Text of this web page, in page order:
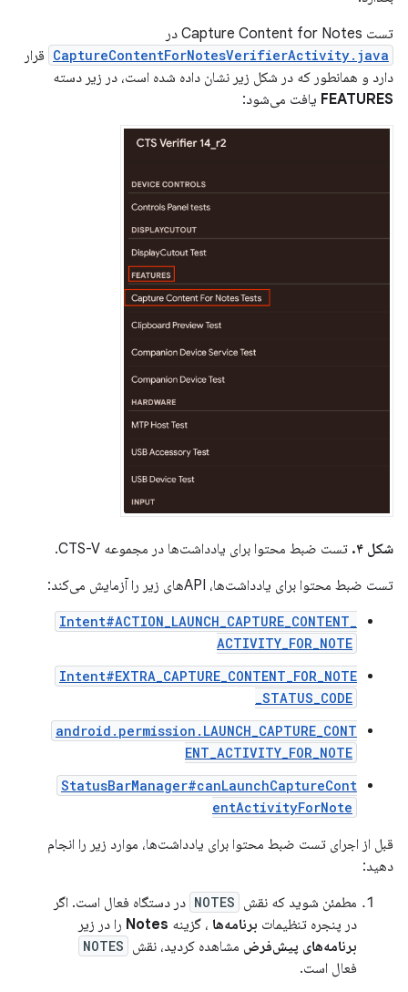
تست Capture Content for Notes در
CaptureContentForNotesVerifierActivity.java قرار
دارد و همانطور که در شکل زیر نشان داده شده است، در زیر دسته
FEATURES یافت می‌شود:
شکل ۴.
تست ضبط محتوا برای یادداشت‌ها در مجموعه CTS-V.
تست ضبط محتوا برای یادداشت‌ها، APIهای زیر را آزمایش می‌کند:
Intent#ACTION_LAUNCH_CAPTURE_CONTENT_
ACTIVITY_FOR_NOTE
Intent#EXTRA_CAPTURE_CONTENT_FOR_NOTE
_STATUS_CODE
android.permission.LAUNCH_CAPTURE_CONT
ENT_ACTIVITY_FOR_NOTE
StatusBarManager#canLaunchCaptureCont
entActivityForNote
قبل از اجرای تست ضبط محتوا برای یادداشت‌ها، موارد زیر را انجام
دهید:
مطمئن شوید که نقش NOTES در دستگاه فعال است. اگر
در پنجره تنظیمات برنامه‌ها ، گزینه Notes را در زیر
برنامه‌های پیش‌فرض مشاهده کردید، نقش NOTES
فعال است.